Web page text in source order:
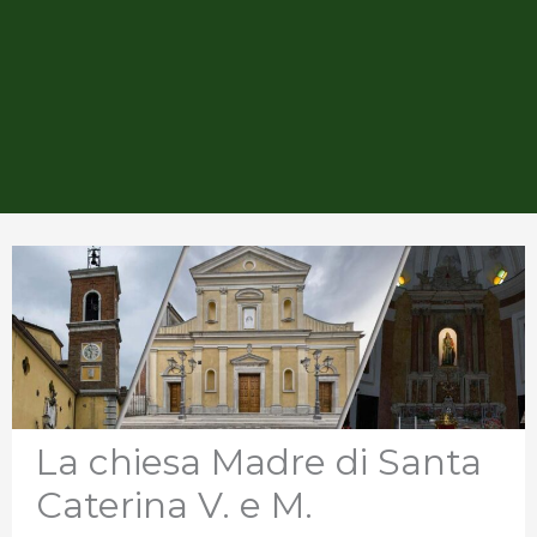
La chiesa Madre di Santa
Caterina V. e M.